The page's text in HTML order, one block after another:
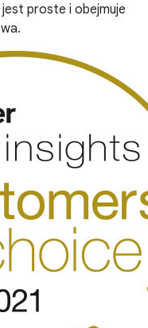
proste i obejmuje